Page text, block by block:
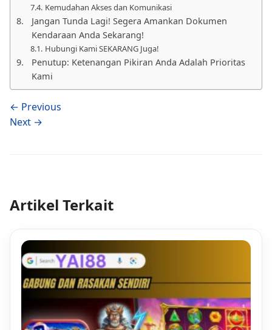
Kemudahan Akses dan Komunikasi
Jangan Tunda Lagi! Segera Amankan Dokumen
Kendaraan Anda Sekarang!
Hubungi Kami SEKARANG Juga!
Penutup: Ketenangan Pikiran Anda Adalah Prioritas
Kami
← Previous
Next →
Artikel Terkait